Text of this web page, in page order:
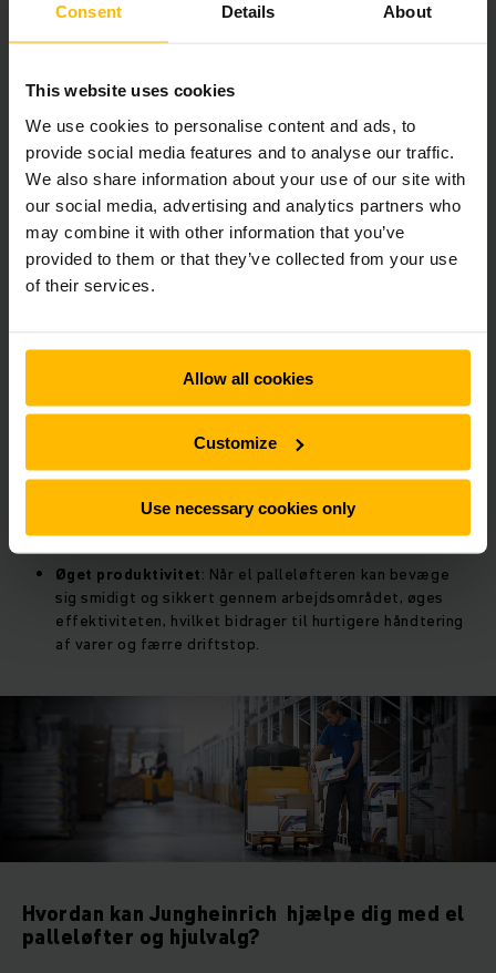
Consent Details About
This website uses cookies
We use cookies to personalise content and ads, to
provide social media features and to analyse our traffic.
We also share information about your use of our site with
our social media, advertising and analytics partners who
may combine it with other information that you’ve
provided to them or that they’ve collected from your use
of their services.
Allow all cookies
Customize
Use necessary cookies only
palleløfter
Det rette valg af hjul til din el palleløfter kan have flere
positive effekter for virksomheden:
Forbedret sikkerhed: Ved at vælge hjul med godt greb
reduceres risikoen for, at el palleløfteren glider eller
vibrationer og stød, hvilket gør arbejdsmiljøet mere
behageligt og mindsker træthed hos føreren.
: Det rette hjulvalg kan
mindske belastningen på el palleløfterens øvrige
komponenter og reducere behovet for hyppig
Øget produktivitet: Når el palleløfteren kan bevæge
sig smidigt og sikkert gennem arbejdsområdet, øges
effektiviteten, hvilket bidrager til hurtigere håndtering
af varer og færre driftstop.
Hvordan kan Jungheinrich hjælpe dig med el
palleløfter og hjulvalg?